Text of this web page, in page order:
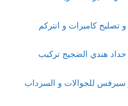
تصليح كاميرات و انتركم
هندي الضجيج تركيب
للجوالات و السرداب